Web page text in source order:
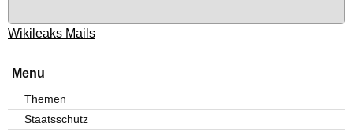
Wikileaks Mails
Menu
Themen
Staatsschutz